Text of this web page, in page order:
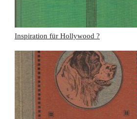
Inspiration für Hollywood ?